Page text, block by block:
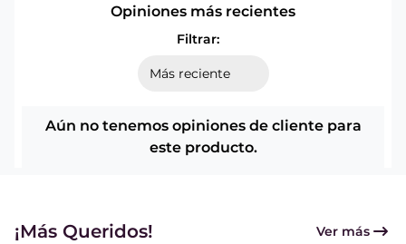
Opiniones más recientes
Filtrar:
Aún no tenemos opiniones de cliente para
este producto.
¡Más Queridos! Ver más